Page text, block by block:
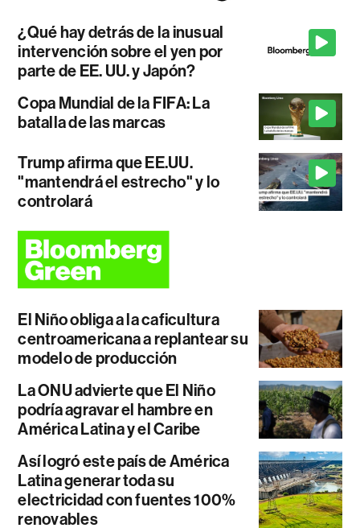
¿Qué hay detrás de la inusual
intervención sobre el yen por
parte de EE. UU. y Japón?
Copa Mundial de la FIFA: La
batalla de las marcas
Trump afirma que EE.UU.
"mantendrá el estrecho" y lo
controlará
El Niño obliga a la caficultura
centroamericana a replantear su
modelo de producción
La ONU advierte que El Niño
podría agravar el hambre en
América Latina y el Caribe
Así logró este país de América
Latina generar toda su
electricidad con fuentes 100%
renovables